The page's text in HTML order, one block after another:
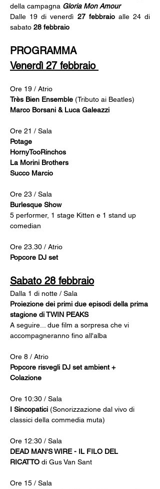
della campagna Gloria Mon Amour
Dalle 19 di venerdì 27 febbraio alle 24 di
sabato 28 febbraio
PROGRAMMA
Venerdì 27 febbraio
Ore 19 / Atrio
Très Bien Ensemble (Tributo ai Beatles)
Marco Borsani & Luca Galeazzi
Ore 21 / Sala
Potage
HornyTooRinchos
La Morini Brothers
Succo Marcio
Ore 23 / Sala
Burlesque Show
5 performer, 1 stage Kitten e 1 stand up
comedian
Ore 23.30 / Atrio
Popcore DJ set
Sabato 28 febbraio
Dalla 1 di notte / Sala
Proiezione dei primi due episodi della prima
stagione di TWIN PEAKS
A seguire... due film a sorpresa che vi
accompagneranno fino all'alba
Ore 8 / Atrio
Popcore risvegli DJ set ambient +
Colazione
Ore 10:30 / Sala
I Sincopatici (Sonorizzazione dal vivo di
classici della commedia muta)
Ore 12:30 / Sala
DEAD MAN'S WIRE - IL FILO DEL
RICATTO di Gus Van Sant
Ore 15 / Sala